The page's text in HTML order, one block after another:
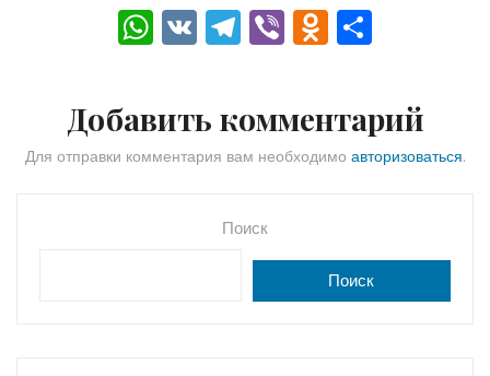
W
h
ts
A
V
K
T
el
gr
a
Vi
b
O
d
o
kl
s
ni
а
в
Добавить комментарий
Для отправки комментария вам необходимо авторизоваться.
Поиск
Поиск